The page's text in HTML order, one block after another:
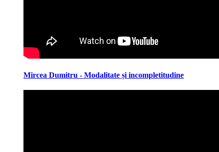
Mircea Dumitru - Modalitate și incompletitudine